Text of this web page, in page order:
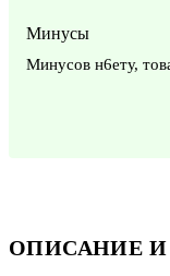
ОПИСАНИЕ И
Минусы
Минусов н6ету,